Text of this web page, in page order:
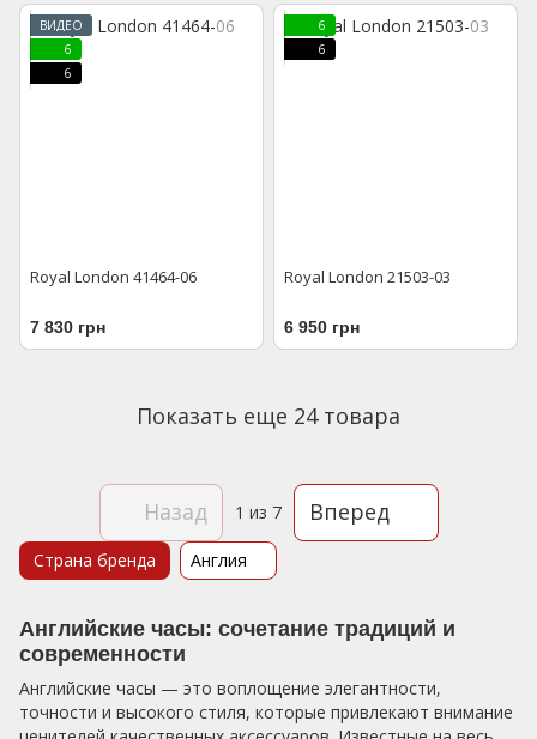
ВИДЕО
6
6
Royal London 41464-06
7 830 грн
6
6
Royal London 21503-03
6 950 грн
Показать еще 24 товара
Назад 1 из 7 Вперед
Английские часы: сочетание традиций и
современности
Английские часы — это воплощение элегантности,
точности и высокого стиля, которые привлекают внимание
Страна бренда Англия